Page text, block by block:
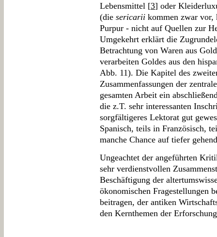
Lebensmittel [3] oder
(die sericarii kommen zwar vor,
Purpur - nicht auf Quellen zur
Umgekehrt erklärt die
Betrachtung von Waren aus
verarbeiten Goldes aus den
Abb. 11). Die Kapitel des
Zusammenfassungen der
gesamten Arbeit ein
die z.T. sehr interessanten
sorgfältigeres Lektorat gut
Spanisch, teils in Französisch,
manche Chance auf tiefer
Ungeachtet der angeführten
sehr verdienstvollen
Beschäftigung der
ökonomischen Fragestellungen
beitragen, der antiken
den Kernthemen der